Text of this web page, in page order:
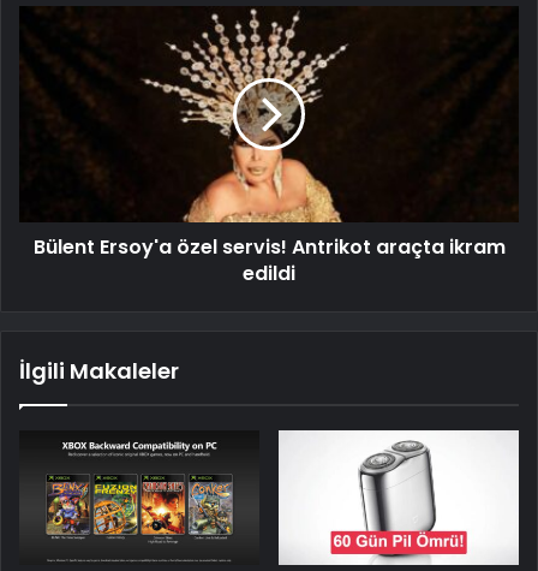
Bülent Ersoy'a özel servis! Antrikot araçta ikram
edildi
İlgili Makaleler